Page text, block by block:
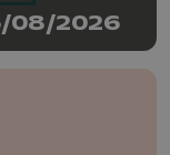
08/2026